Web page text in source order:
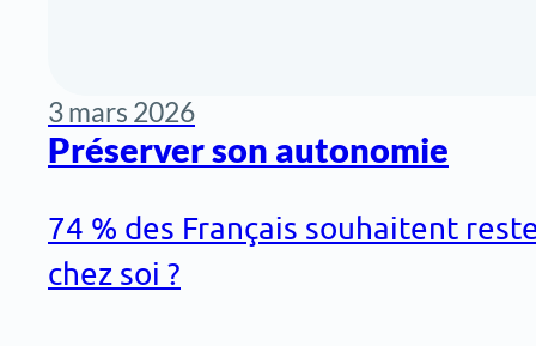
3 mars 2026
Préserver son autonomie
74 % des Français souhaitent
chez soi ?